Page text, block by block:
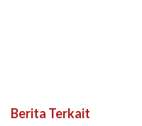
Berita Terkait